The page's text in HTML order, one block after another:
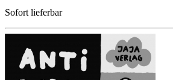
Sofort lieferbar